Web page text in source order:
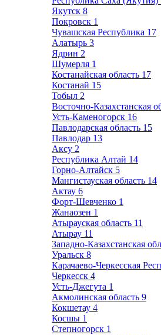
Якутск 8
Покровск 1
Чувашская Республика 17
Алатырь 3
Ядрин 2
Шумерля 1
Костанайская область 17
Костанай 15
Тобыл 2
Восточно-Казахстанская
Усть-Каменогорск 16
Павлодарская область 15
Павлодар 13
Аксу 2
Республика Алтай 14
Горно-Алтайск 5
Мангистауская область 14
Актау 6
Форт-Шевченко 1
Жанаозен 1
Атырауская область 11
Атырау 11
Западно-Казахстанская
Уральск 8
Карачаево-Черкесская
Черкесск 4
Усть-Джегута 1
Акмолинская область 9
Кокшетау 4
Косшы 1
Степногорск 1